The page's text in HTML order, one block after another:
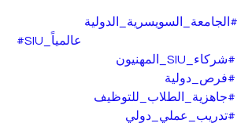
#الجامعة_السويسرية_الدولية
#SIU_عالميا
#شركاء_SIU_المهنيون
#فرص_دولية
#جاهزية_الطلاب_للتوظيف
#تدريب_عملي_دولي